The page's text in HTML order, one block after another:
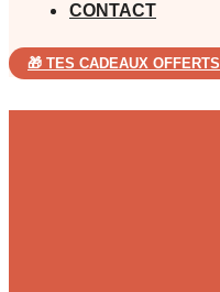
CONTACT
🎁 TES CADEAUX OFFERTS